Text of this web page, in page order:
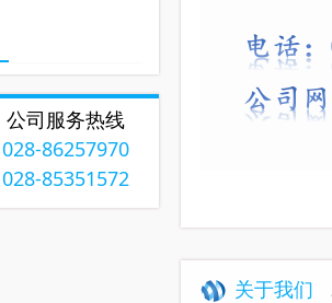
公司服务热线
028-86257970
028-85351572
关于我们